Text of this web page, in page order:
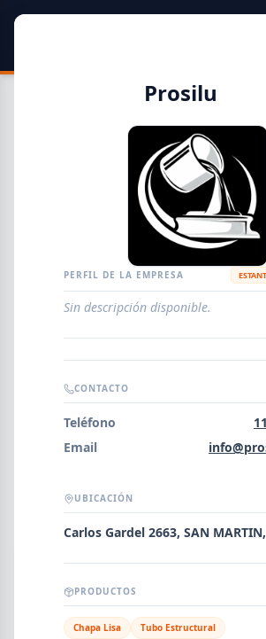
Guía de Empresas Metalúrgicas y
METALÚRGICAS
EMPRESAS AGREGAR EMPRESA
Error al cargar
NOMBRE
SEGMENTO
Prosilu
PERFIL DE LA EMPRESA
Sin descripción disponible.
CONTACTO
Teléfono
Email
UBICACIÓN
Carlos Gardel 2663, SAN
PRODUCTOS
Chapa Lisa Tubo Estructural